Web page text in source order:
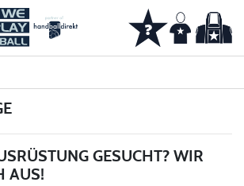
GESUCHT? WIR
AUS!